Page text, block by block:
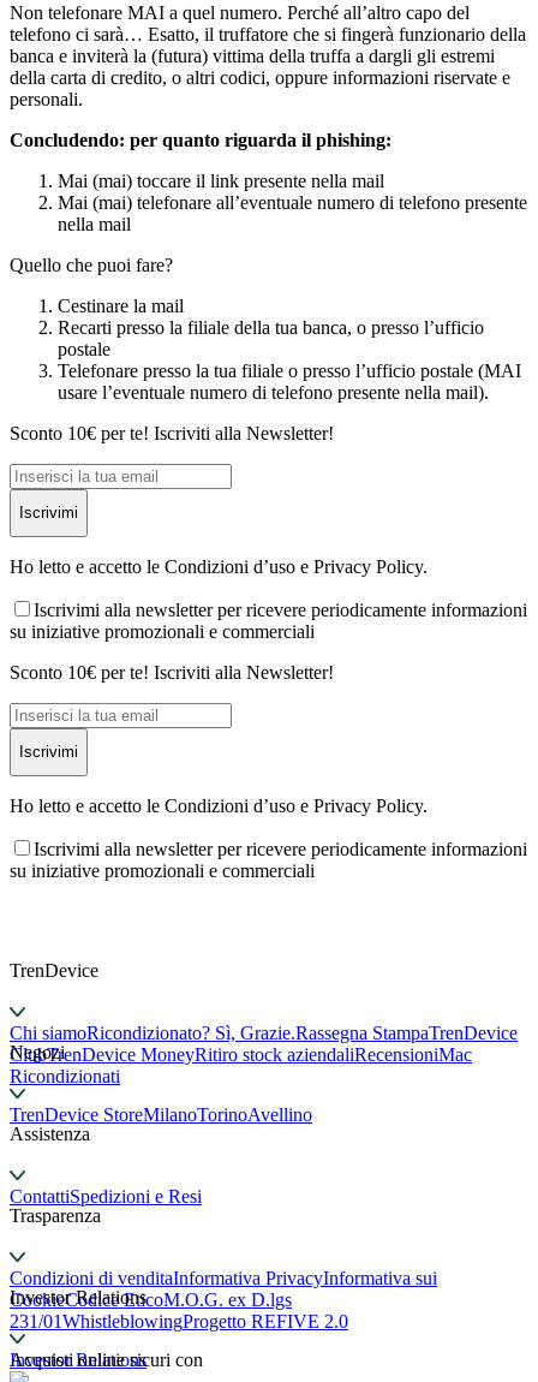
Non telefonare MAI a quel numero. Perché all’altro capo del
telefono ci sarà… Esatto, il truffatore che si fingerà funzionario della
banca e inviterà la (futura) vittima della truffa a dargli gli estremi
della carta di credito, o altri codici, oppure informazioni riservate e
personali.
Concludendo: per quanto riguarda il phishing:
Mai (mai) toccare il link presente nella mail
Mai (mai) telefonare all’eventuale numero di telefono presente
nella mail
Quello che puoi fare?
Cestinare la mail
Recarti presso la filiale della tua banca, o presso l’ufficio
postale
Telefonare presso la tua filiale o presso l’ufficio postale (MAI
usare l’eventuale numero di telefono presente nella mail).
Sconto 10€ per te! Iscriviti alla Newsletter!
Iscrivimi
Ho letto e accetto le Condizioni d’uso e Privacy Policy.
Iscrivimi alla newsletter per ricevere periodicamente informazioni
su iniziative promozionali e commerciali
Sconto 10€ per te! Iscriviti alla Newsletter!
Iscrivimi
Ho letto e accetto le Condizioni d’uso e Privacy Policy.
Iscrivimi alla newsletter per ricevere periodicamente informazioni
su iniziative promozionali e commerciali
TrenDevice
Chi siamoRicondizionato? Sì, Grazie.Rassegna StampaTrenDevice
ClubTrenDevice MoneyRitiro stock aziendaliRecensioniMac
Ricondizionati
Negozi
TrenDevice StoreMilanoTorinoAvellino
Assistenza
ContattiSpedizioni e Resi
Trasparenza
Condizioni di venditaInformativa PrivacyInformativa sui
CookieCodice EticoM.O.G. ex D.lgs
231/01WhistleblowingProgetto REFIVE 2.0
Investor Relations
Investor Relations
Acquisti online sicuri con